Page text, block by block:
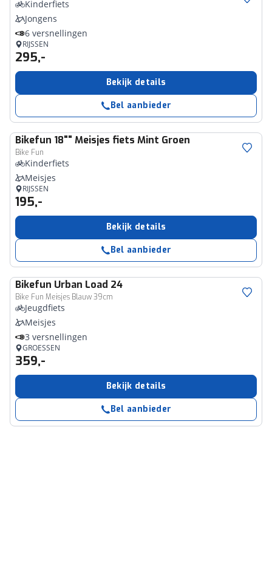
Kinderfiets
Jongens
6 versnellingen
RIJSSEN
295,-
Bekijk details
Bel aanbieder
Bikefun 18"" Meisjes fiets Mint Groen
Bike Fun
Kinderfiets
Meisjes
RIJSSEN
195,-
Bekijk details
Bel aanbieder
Bikefun Urban Load 24
Bike Fun Meisjes Blauw 39cm
Jeugdfiets
Meisjes
3 versnellingen
GROESSEN
359,-
Bekijk details
Bel aanbieder